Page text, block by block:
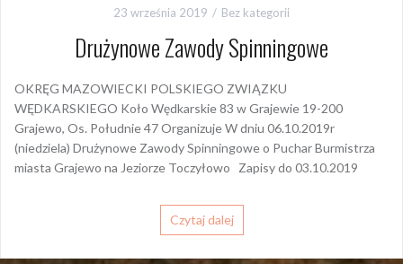
23 września 2019 Bez kategorii
Drużynowe Zawody Spinningowe
OKRĘG MAZOWIECKI POLSKIEGO ZWIĄZKU
WĘDKARSKIEGO Koło Wędkarskie 83 w Grajewie 19-200
Grajewo, Os. Południe 47 Organizuje W dniu 06.10.2019r
(niedziela) Drużynowe Zawody Spinningowe o Puchar Burmistrza
miasta Grajewo na Jeziorze Toczyłowo Zapisy do 03.10.2019
Czytaj dalej